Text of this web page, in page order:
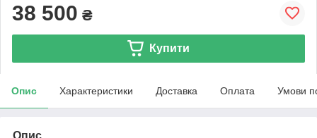
38 500 ₴
Купити
Опис Характеристики Доставка Оплата Умови
Опис